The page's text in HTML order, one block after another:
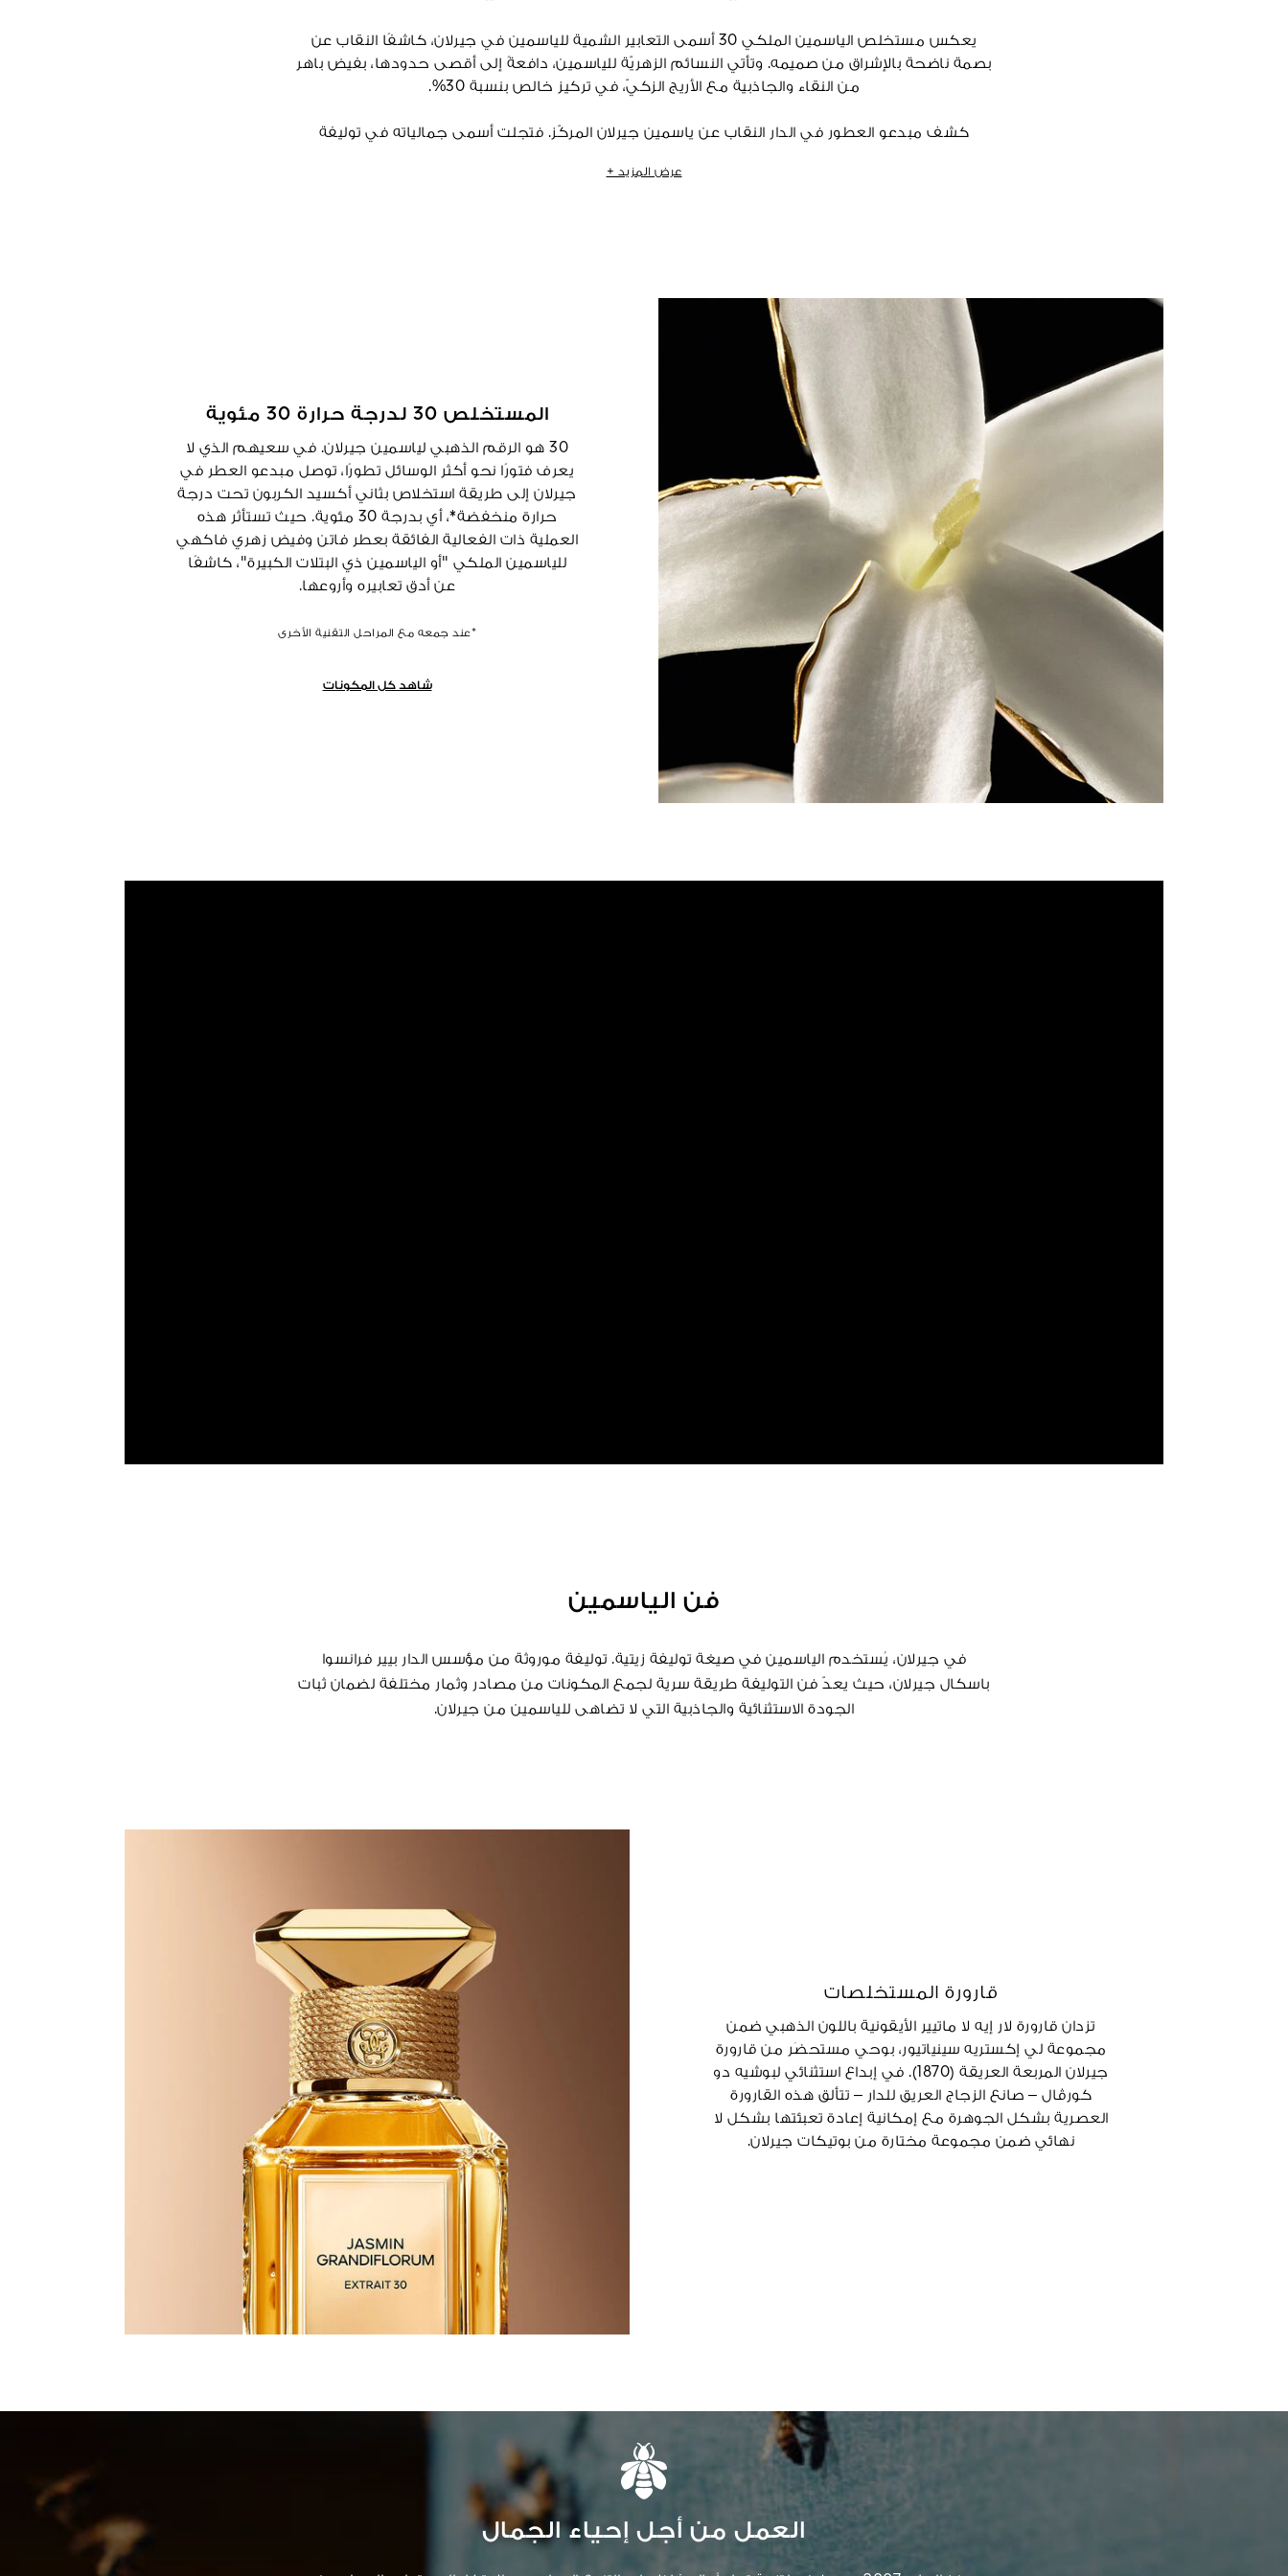
يعكس مستخلص الياسمين الملكي 30 أسمى التعابير الشمية للياسمين في جيرلان، كاشفًا النقاب عن
بصمة ناضحة بالإشراق من صميمه. وتأتي النسائم الزهريّة للياسمين، دافعةً إلى أقصى حدودها، بفيض باهر
من النقاء والجاذبية مع الأريج الزكيّ، في تركيز خالص بنسبة 30%.
كشف مبدعو العطور في الدار النقاب عن ياسمين جيرلان المركّز. فتجلت أسمى جمالياته في توليفة
جيرلان، يتألق هذا الياسمين مشرقًا في النفحات الوسطى عبر مرحلتين مبتكرتين: الاستخلاص بثاني أكسيد
عرض المزيد +
المستخلص 30 لدرجة حرارة 30 مئوية
30 هو الرقم الذهبي لياسمين جيرلان. في سعيهم الذي لا
يعرف فتورًا نحو أكثر الوسائل تطورًا، توصل مبدعو العطر في
جيرلان إلى طريقة استخلاص بثاني أكسيد الكربون تحت درجة
حرارة منخفضة*، أي بدرجة 30 مئوية. حيث تستأثر هذه
العملية ذات الفعالية الفائقة بعطر فاتن وفيض زهري فاكهي
للياسمين الملكي "أو الياسمين ذي البتلات الكبيرة"، كاشفًا
عن أدق تعابيره وأروعها.
*عند جمعه مع المراحل التقنية الأخرى
شاهد كل المكونات
فن الياسمين
في جيرلان، يُستخدم الياسمين في صيغة توليفة زيتية. توليفة موروثة من مؤسس الدار بيير فرانسوا
باسكال جيرلان، حيث يعدّ فن التوليفة طريقة سرية لجمع المكونات من مصادر وثمار مختلفة لضمان ثبات
الجودة الاستثنائية والجاذبية التي لا تضاهى للياسمين من جيرلان.
قارورة المستخلصات
تزدان قارورة لار إيه لا ماتيير الأيقونية باللون الذهبي ضمن
مجموعة لي إكستريه سينياتيور، بوحي مستحضَر من قارورة
جيرلان المربعة العريقة (1870). في إبداع استثنائي لبوشيه دو
كورڤال – صانع الزجاج العريق للدار – تتألق هذه القارورة
العصرية بشكل الجوهرة مع إمكانية إعادة تعبئتها بشكل لا
نهائي ضمن مجموعة مختارة من بوتيكات جيرلان.
العمل من أجل إحياء الجمال